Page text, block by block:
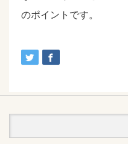
のポイントです。